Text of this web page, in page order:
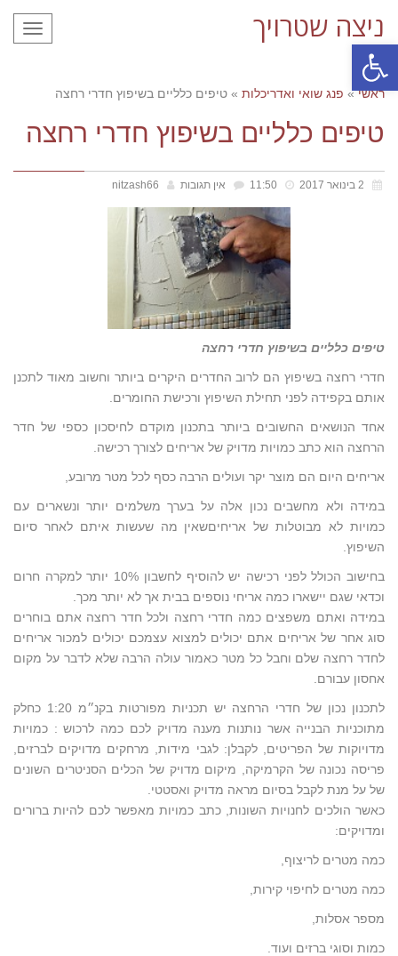
פתח סרגל נגישות
ניצה שטרויך
ראשי » פנג שואי ואדריכלות » טיפים כלליים בשיפוץ חדרי רחצה
טיפים כלליים בשיפוץ חדרי רחצה
אין תגובות nitzash66
טיפים כלליים בשיפוץ חדרי רחצה
חדרי רחצה בשיפוץ הם לרוב החדרים היקרים ביותר וחשוב מאוד לתכנן
אותם בקפידה לפני תחילת השיפוץ ורכישת החומרים.
אחד הנושאים החשובים ביותר בתכנון מוקדם לחיסכון כספי של חדר
הרחצה הוא כתב כמויות מדויק של אריחים לצורך רכישה.
אריחים היום הם מוצר יקר ועולים הרבה כסף לכל מטר מרובע,
במידה ולא מחשבים נכון אלה על בערך משלמים יותר ונשארים עם
כמויות לא מבוטלות של אריחיםשאין מה שעשות איתם לאחר סיום
השיפוץ.
בחישוב הכולל לפני רכישה יש להוסיף לחשבון 10% יותר למקרה חרום
וכדאי שגם יישארו כמה אריחי נוספים בבית אך לא יותר מכך.
במידה ואתם משפצים כמה חדרי רחצה ולכל חדר רחצה אתם בוחרים
סוג אחר של אריחים אתם יכולים למצוא עצמכם יכולים למכור אריחים
לחדר רחצה שלם וחבל כל מטר כאמור עולה הרבה שלא לדבר על מקום
אחסון עבורם.
לתכנון נכון של חדרי הרחצה יש תכניות מפורטות בקנ״מ 1:20 כחלק
מתוכניות הבנייה אשר נותנות מענה מדויק לכם כמה לרכוש : כמויות
מדויוקות של הפריטים, לקבלן: לגבי מידות, מרחקים מדויקים לברזים,
פריסה נכונה של הקרמיקה, מיקום מדויק של הכלים הסניטרים השונים
של על מנת לקבל בסיום מראה מדויק ואסטטי.
כאשר הולכים לחנויות השונות, כתב כמויות מאפשר לכם להיות ברורים
ומדויקים:
כמה מטרים לריצוף,
כמה מטרים לחיפוי קירות,
מספר אסלות,
כמות וסוגי ברזים ועוד.